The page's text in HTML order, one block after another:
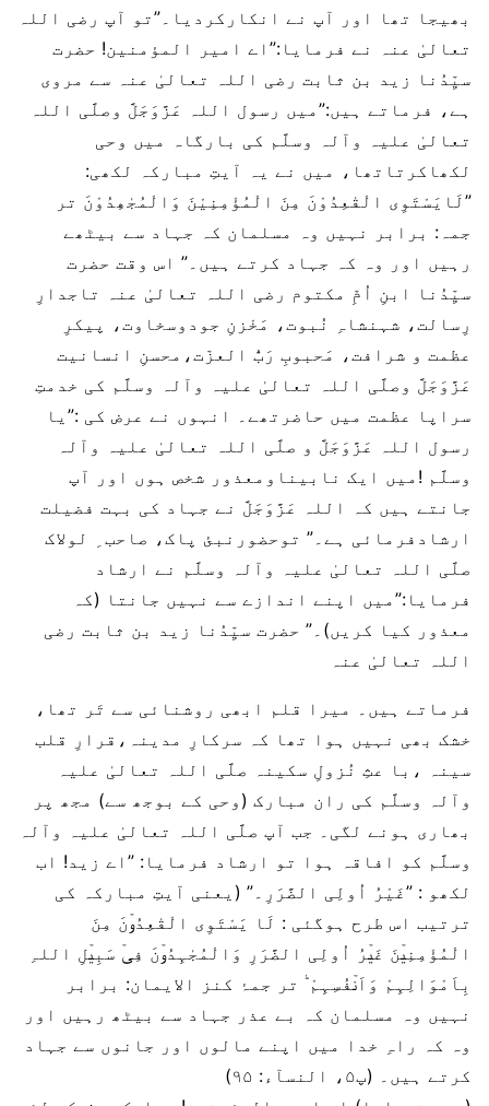
بھیجا تھا اور آپ نے انکارکردیا۔”تو آپ رضی اللہ
تعالیٰ عنہ نے فرمایا:”اے امیر المؤمنین! حضرت
سیِّدُنا زید بن ثابت رضی اللہ تعالیٰ عنہ سے مروی
ہے، فرماتے ہیں:”میں رسول اللہ عَزَّوَجَلَّ وصلَّی اللہ
تعالیٰ علیہ وآلہ وسلَّم کی بارگاہ میں وحی
لکھاکرتاتھا، میں نے یہ آیتِ مبارکہ لکھی:
”لَایَسْتَوِی الْقٰعِدُوْنَ مِنَ الْمُؤْمِنِیْنَ وَالْمُجٰھِدُوْنَ تر
جمہ: برابر نہیں وہ مسلمان کہ جہاد سے بیٹھے
رہیں اور وہ کہ جہاد کرتے ہیں۔” اس وقت حضرت
سیِّدُنا ابنِ اُمِّ مکتوم رضی اللہ تعالیٰ عنہ تاجدارِ
رِسالت، شہنشاہِ نُبوت، مَخْزنِ جودوسخاوت، پیکرِ
عظمت و شرافت، مَحبوبِ رَبُّ العزّت،محسنِ انسانیت
عَزَّوَجَلَّ وصلَّی اللہ تعالیٰ علیہ وآلہ وسلَّم کی خدمتِ
سراپا عظمت میں حاضرتھے۔ انہوں نے عرض کی :”یا
رسول اللہ عَزَّوَجَلَّ و صلَّی اللہ تعالیٰ علیہ وآلہ
وسلَّم !میں ایک نابیناومعذور شخص ہوں اور آپ
جانتے ہیں کہ اللہ عَزَّوَجَلَّ نے جہاد کی بہت فضیلت
ارشادفرمائی ہے۔” توحضورنبئ پاک، صاحب ِ لولاک
صلَّی اللہ تعالیٰ علیہ وآلہ وسلَّم نے ارشاد
فرمایا:”میں اپنے اندازے سے نہیں جانتا (کہ
معذور کیا کریں)۔” حضرت سیِّدُنا زید بن ثابت رضی
اللہ تعالیٰ عنہ
فرماتے ہیں۔ میرا قلم ابھی روشنائی سے تَر تھا،
خشک بھی نہیں ہوا تھا کہ سرکارِ مدینہ،قرارِ قلب
سینہ ،با عثِ نُزولِ سکینہ صلَّی اللہ تعالیٰ علیہ
وآلہ وسلَّم کی ران مبارک (وحی کے بوجھ سے) مجھ پر
بھاری ہونے لگی۔ جب آپ صلَّی اللہ تعالیٰ علیہ وآلہ
وسلَّم کو افاقہ ہوا تو ارشاد فرمایا: ”اے زید! اب
لکھو : ”غَيْرُ اُولِی الضَّرَرِ۔” (یعنی آیتِ مبارکہ کی
ترتیب اس طرح ہوگئی : لَا یَسْتَوِی الْقٰعِدُوۡنَ مِنَ
الْمُؤْمِنِیۡنَ غَیۡرُ اُولِی الضَّرَرِ وَالْمُجٰہِدُوۡنَ فِیۡ سَبِیۡلِ اللہِ
بِاَمْوَالِہِمْ وَاَنۡفُسِہِمْ ؕ تر جمۂ کنز الایمان: برابر
نہیں وہ مسلمان کہ بے عذر جہاد سے بیٹھ رہیں اور
وہ کہ راہِ خدا میں اپنے مالوں اور جانوں سے جہاد
کرتے ہیں۔ (پ۵، النسآء: ۹۵)